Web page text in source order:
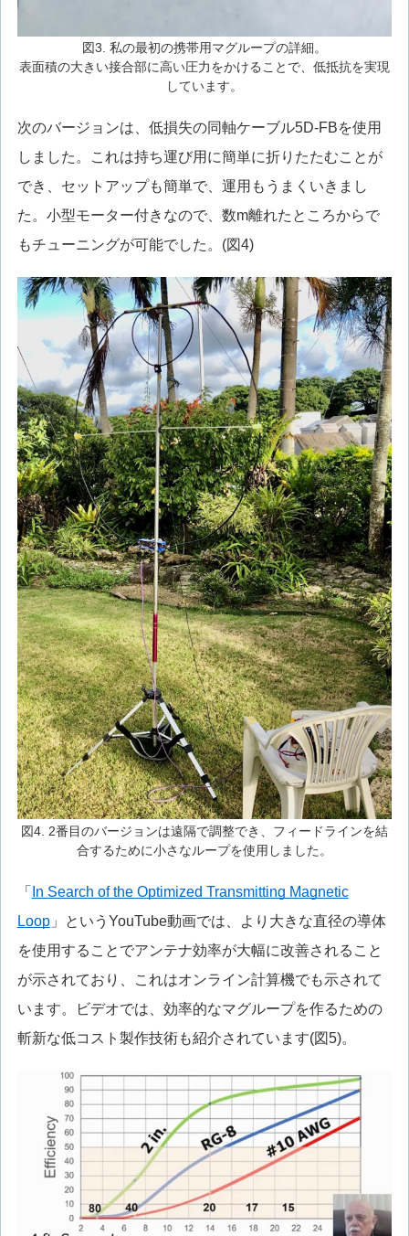
図3. 私の最初の携帯用マグループの詳細。
表面積の大きい接合部に高い圧力をかけることで、低抵抗を実現
しています。
次のバージョンは、低損失の同軸ケーブル5D-FBを使用
しました。これは持ち運び用に簡単に折りたたむことが
でき、セットアップも簡単で、運用もうまくいきまし
た。小型モーター付きなので、数m離れたところからで
もチューニングが可能でした。(図4)
図4. 2番目のバージョンは遠隔で調整でき、フィードラインを結
合するために小さなループを使用しました。
「
In Search of the Optimized Transmitting Magnetic
Loop」というYouTube動画では、より大きな直径の導体
を使用することでアンテナ効率が大幅に改善されること
が示されており、これはオンライン計算機でも示されて
います。ビデオでは、効率的なマグループを作るための
斬新な低コスト製作技術も紹介されています(図5)。